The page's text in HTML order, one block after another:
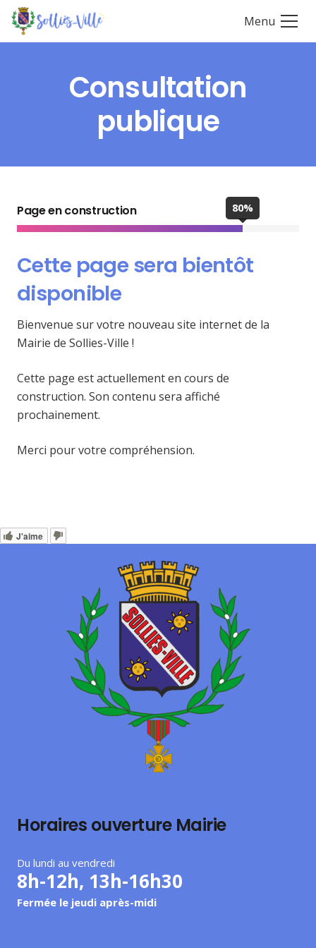
Menu
Consultation
publique
Page en construction 80%
Cette page sera bientôt
disponible
Bienvenue sur votre nouveau site internet de la
Mairie de Sollies-Ville !
Cette page est actuellement en cours de
construction. Son contenu sera affiché
prochainement.
Merci pour votre compréhension.
J'aime
Horaires ouverture Mairie
Du lundi au vendredi
8h-12h, 13h-16h30
Fermée le jeudi après-midi